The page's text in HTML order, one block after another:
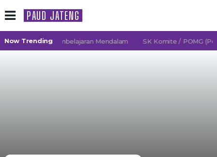
PAUD JATENG
Now Trending
2027 TK Pembelajaran Mendalam SK Komite / POMG